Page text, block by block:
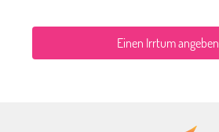
Einen Irrtum angeben